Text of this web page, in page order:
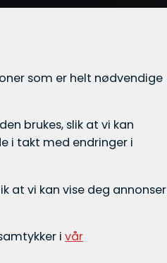
som er helt nødvendige
brukes, slik at vi kan
i takt med endringer i
at vi kan vise deg annonser
i vår